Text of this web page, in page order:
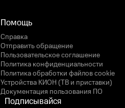
Помощь
Справка
Отправить обращение
Пользовательское соглашение
Политика конфиденциальности
Политика обработки файлов cookie
Устройства КИОН (ТВ и приставки)
Документация пользования ПО
Подписывайся